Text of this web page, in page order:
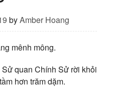
byAmber Hoang
mênh mông.
quan Chính Sử rời khỏi
hơn trăm dặm.